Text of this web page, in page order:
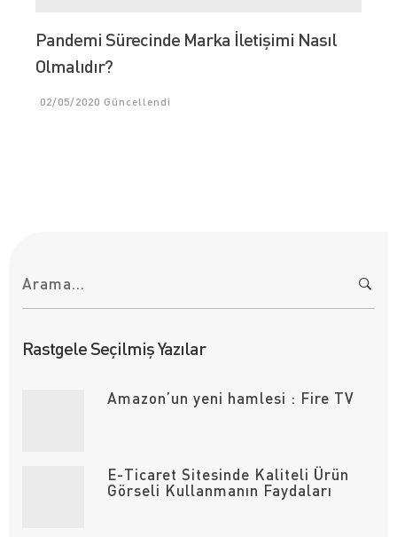
Pandemi Sürecinde Marka İletişimi Nasıl
Olmalıdır?
02/05/2020 Güncellendi
r
m
:Rastgele Seçilmiş Yazılar
Amazon’un yeni hamlesi : Fire TV
E-Ticaret Sitesinde Kaliteli Ürün
Görseli Kullanmanın Faydaları